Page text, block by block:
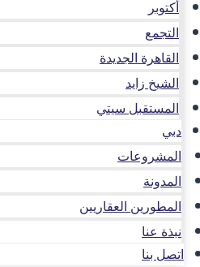
أكتوبر
التجمع
القاهرة الجديدة
الشيخ زايد
المستقبل سيتي
دبي
المشروعات
المدونة
المطورين العقاريين
نبذة عنا
اتصل بنا